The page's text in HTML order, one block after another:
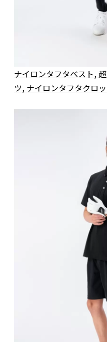
ナイロンタフタベスト,
ツ, ナイロンタフタクロ